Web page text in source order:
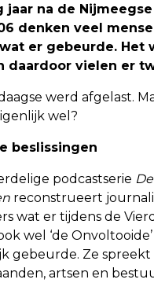
jaar na de
denken veel
er gebeurde. Het
daardoor vielen er
werd afgelast.
wel?
beslissingen
podcastserie
reconstrueert
wat er tijdens de
wel ‘de
gebeurde. Ze
artsen en